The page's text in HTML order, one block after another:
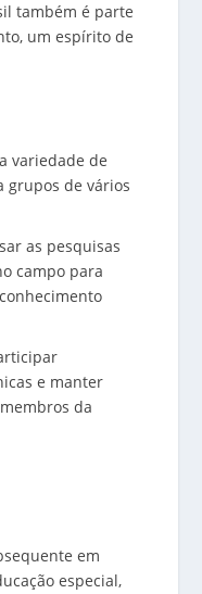
também é parte
um espírito de
variedade de
grupos de vários
as pesquisas
campo para
e manter
da
em
especial,